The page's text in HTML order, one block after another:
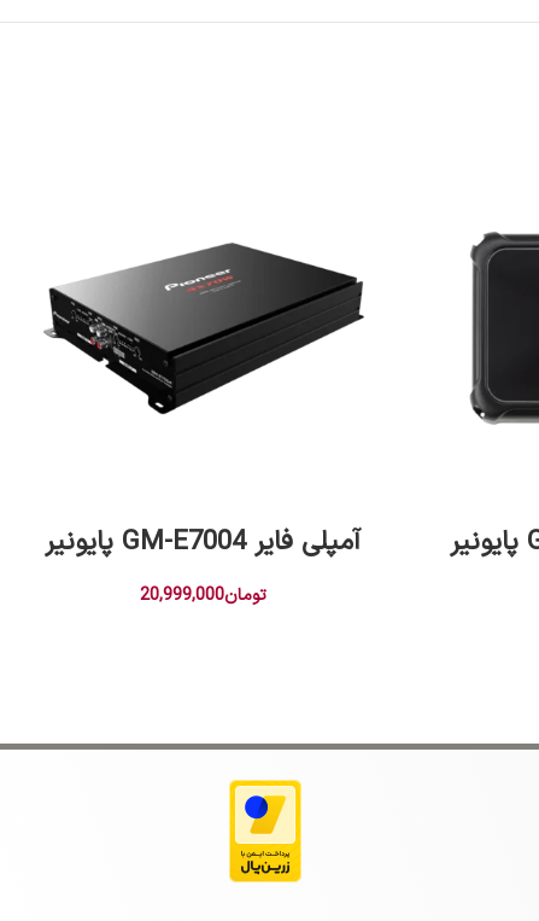
افزودن به سبد خریدآمپلی فایر GM-E7004 پایونیر
تومان20,999,000